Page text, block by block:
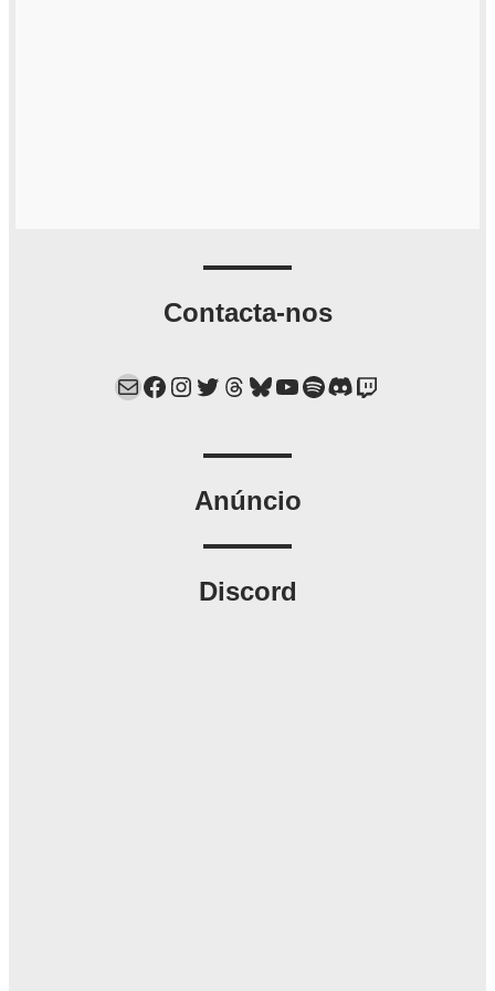
Contacta-nos
Mail Facebook Instagram Twitter Threads Bluesky YouTube Spotify Discord Twitch
Anúncio
Discord